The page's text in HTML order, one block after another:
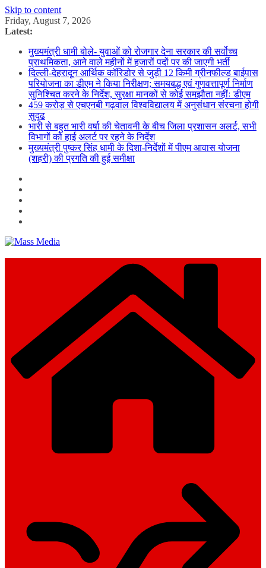
Skip to content
Friday, August 7, 2026
Latest:
मुख्यमंत्री धामी बोले- युवाओं को रोजगार देना सरकार की सर्वोच्च
प्राथमिकता, आने वाले महीनों में हजारों पदों पर की जाएगी भर्ती
दिल्ली-देहरादून आर्थिक कॉरिडोर से जुड़ी 12 किमी ग्रीनफील्ड बाईपास
परियोजना का डीएम ने किया निरीक्षण; समयबद्ध एवं गुणवत्तापूर्ण निर्माण
सुनिश्चित करने के निर्देश, सुरक्षा मानकों से कोई समझौता नहींः डीएम
459 करोड़ से एचएनबी गढ़वाल विश्वविद्यालय में अनुसंधान संरचना होगी
सुदृढ
भारी से बहुत भारी वर्षा की चेतावनी के बीच जिला प्रशासन अलर्ट, सभी
विभागों को हाई अलर्ट पर रहने के निर्देश
मुख्यमंत्री पुष्कर सिंह धामी के दिशा-निर्देशों में पीएम आवास योजना
(शहरी) की प्रगति की हुई समीक्षा